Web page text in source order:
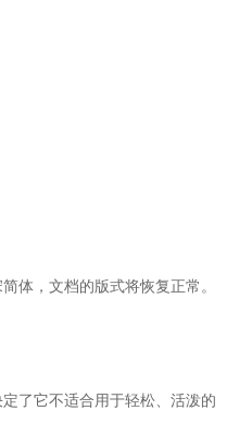
体，文档的版式将恢复正常。
了它不适合用于轻松、活泼的